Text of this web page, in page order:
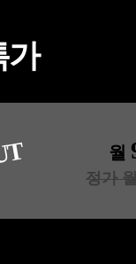
가
월
정가